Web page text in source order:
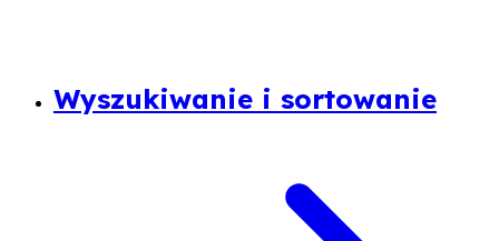
Wyszukiwanie i sortowanie